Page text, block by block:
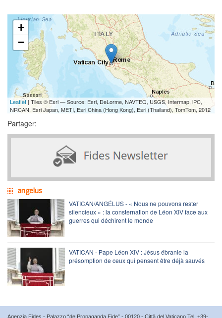
+
−
Leaflet | Tiles © Esri — Source: Esri, DeLorme, NAVTEQ, USGS, Intermap, iPC,
NRCAN, Esri Japan, METI, Esri China (Hong Kong), Esri (Thailand), TomTom, 2012
Partager:
angelus
VATICAN/ANGÉLUS - « Nous ne pouvons rester
silencieux » : la consternation de Léon XIV face aux
guerres qui déchirent le monde
VATICAN - Pape Léon XIV : Jésus ébranle la
présomption de ceux qui pensent être déjà sauvés
Agenzia Fides - Palazzo “de Propaganda Fide” - 00120 - Città del Vaticano Tel. +39-